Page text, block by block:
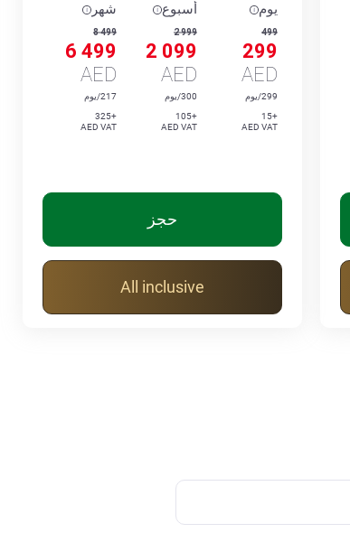
يوم
499
299
AED
299/يوم
+15
AED VAT
أسبوع
2 999
2 099
AED
300/يوم
+105
AED VAT
شهر
8 499
6 499
AED
217/يوم
+325
AED VAT
حجز
All inclusive